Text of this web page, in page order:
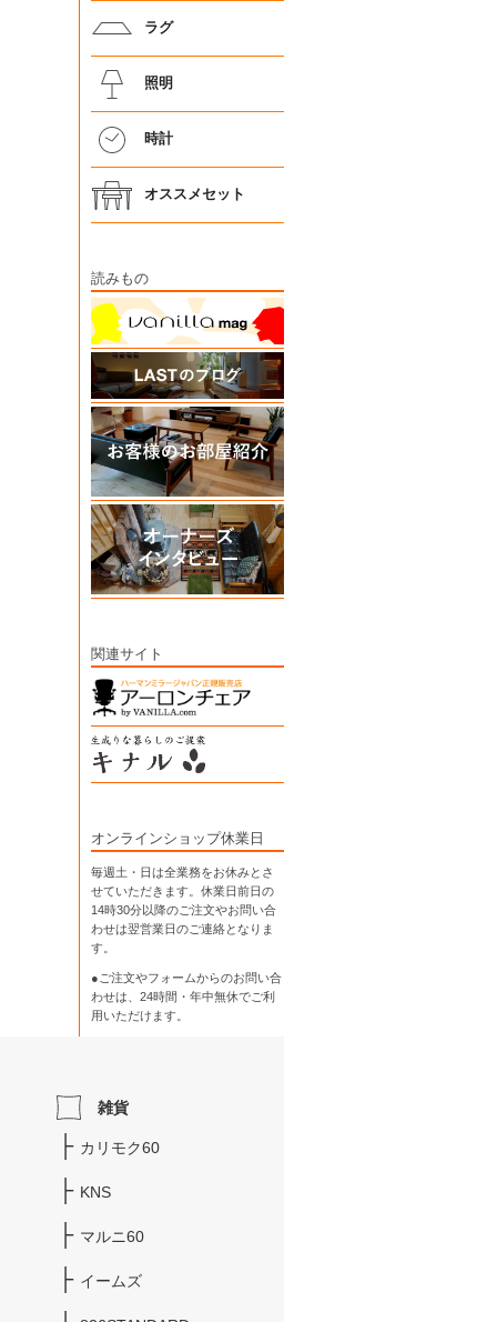
ラグ
照明
時計
オススメセット
読みもの
関連サイト
オンラインショップ休業日
毎週土・日は全業務をお休みとさ
せていただきます。休業日前日の
14時30分以降のご注文やお問い合
わせは翌営業日のご連絡となりま
す。
●ご注文やフォームからのお問い合
わせは、 24時間・年中無休でご利
用いただけます。
雑貨
カリモク60
KNS
マルニ60
イームズ